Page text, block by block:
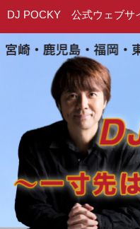
DJ POCKY 公式ウェブサ